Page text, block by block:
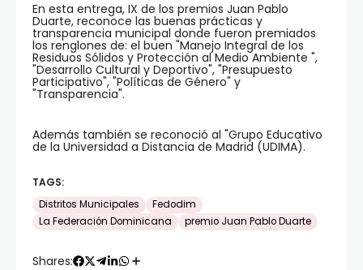
En esta entrega, IX de los premios Juan Pablo
Duarte, reconoce las buenas prácticas y
transparencia municipal donde fueron premiados
los renglones de: el buen "Manejo Integral de los
Residuos Sólidos y Protección al Medio Ambiente ",
"Desarrollo Cultural y Deportivo", "Presupuesto
Participativo", "Políticas de Género" y
"Transparencia".
Además también se reconoció al "Grupo Educativo
de la Universidad a Distancia de Madrid (UDIMA).
TAGS:
Distritos Municipales
Fedodim
La Federación Dominicana
premio Juan Pablo Duarte
Shares: